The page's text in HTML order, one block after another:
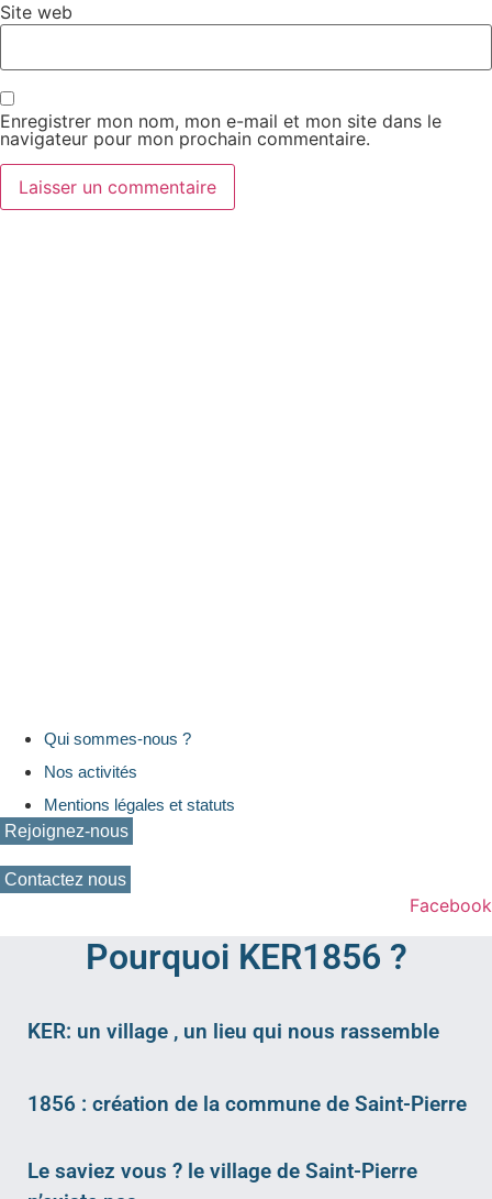
Site web
Enregistrer mon nom, mon e-mail et mon site dans le
navigateur pour mon prochain commentaire.
Qui sommes-nous ?
Nos activités
Mentions légales et statuts
Rejoignez-nous
Contactez nous
Facebook
Pourquoi KER1856 ?
KER: un village , un lieu qui nous rassemble
1856 : création de la commune de Saint-Pierre
Le saviez vous ? le village de Saint-Pierre